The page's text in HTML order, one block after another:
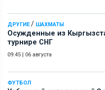
ДРУГИЕ/ ШАХМАТЫ
Осужденные из
турнире СНГ
09:45 | 06 августа
ФУТБОЛ